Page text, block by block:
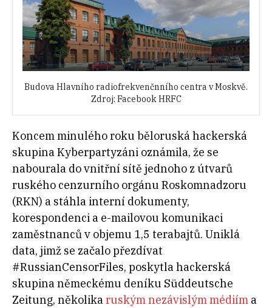
Budova Hlavního radiofrekvenčnního centra v Moskvě.
Zdroj: Facebook HRFC
Koncem minulého roku běloruská hackerská
skupina Kyberpartyzáni oznámila, že se
nabourala do vnitřní sítě jednoho z útvarů
ruského cenzurního orgánu Roskomnadzoru
(RKN) a stáhla interní dokumenty,
korespondenci a e-mailovou komunikaci
zaměstnanců v objemu 1,5 terabajtů. Uniklá
data, jimž se začalo přezdívat
#RussianCensorFiles, poskytla hackerská
skupina německému deníku Süddeutsche
Zeitung, několikaruským nezávislým médiím a